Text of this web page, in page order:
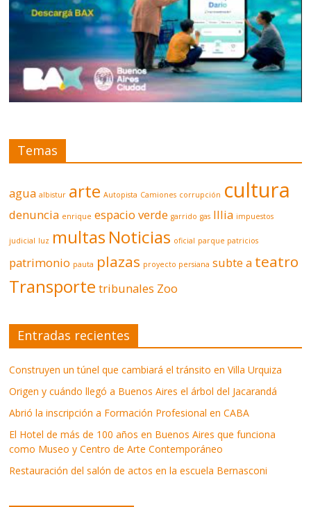
Temas
agua albistur arte Autopista Camiones corrupción cultura
denuncia enrique espacio verde garrido gas Illia impuestos
judicial luz multas Noticias oficial parque patricios
patrimonio pauta plazas proyecto persiana subte a teatro
Transporte tribunales Zoo
Entradas recientes
Construyen un túnel que cambiará el tránsito en Villa Urquiza
Origen y cuándo llegó a Buenos Aires el árbol del Jacarandá
Abrió la inscripción a Formación Profesional en CABA
El Hotel de más de 100 años en Buenos Aires que funciona
como Museo y Centro de Arte Contemporáneo
Restauración del salón de actos en la escuela Bernasconi